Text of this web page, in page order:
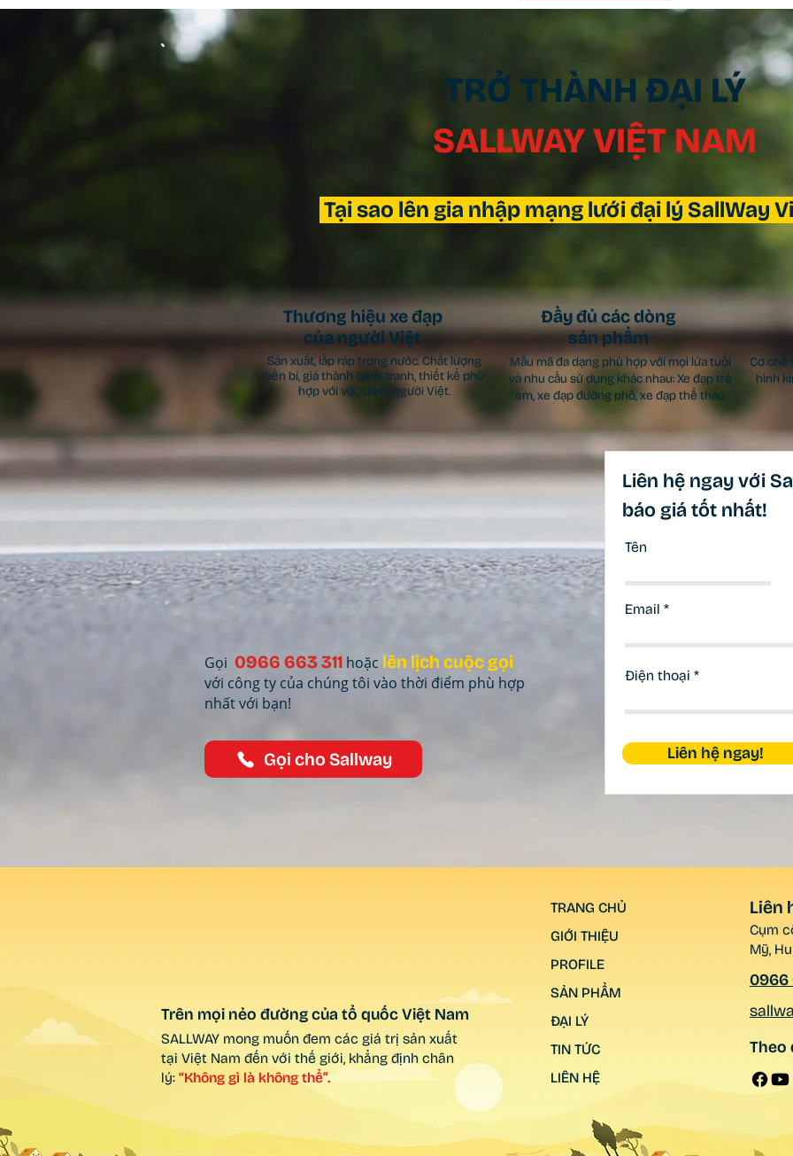
TRỞ THÀNH ĐẠI LÝ
SALLWAY VIỆT NAM
Thương hiệu xe đạp
của người Việt
Sản xuất, lắp ráp trong nước. Chất lượng
bền bỉ, giá thành cạnh tranh, thiết kế phù
hợp với vóc dáng người Việt.
Đầy đủ các dòng
sản phẩm
Mẫu mã đa dạng phù hợp với mọi lứa tuổi
và nhu cầu sử dụng khác nhau: Xe đạp trẻ
em, xe đạp đường phố, xe đạp thể thao
Cơ chế
hình
Tại sao lên gia nhập mạng lưới đại lý SallWay
Gọi 0966 663 311 hoặc lên lịch cuộc gọi
với công ty của chúng tôi vào thời điểm phù hợp
nhất với bạn!
Gọi cho Sallway
Liên hệ ngay với
báo giá tốt nhất!
Tên
Email
Điện thoại
Liên hệ ngay!
Trên mọi nẻo đường của tổ quốc Việt Nam
SALLWAY mong muốn đem các giá trị sản xuất
tại Việt Nam đến với thế giới, khẳng định chân
lý: “Không gì là không thể”.
TRANG CHỦ
GIỚI THIỆU
PROFILE
SẢN PHẨM
ĐẠI LÝ
TIN TỨC
LIÊN HỆ
Liên
Cụm
Mỹ,
0966
Theo